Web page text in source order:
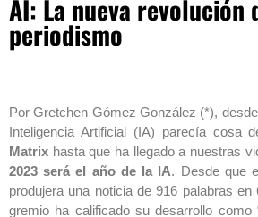
AI: La nueva revolución
periodismo
Por Gretchen Gómez González (*),
Inteligencia Artificial (IA) parecía cosa
Matrix hasta que ha llegado a nuestras
2023 será el año de la IA. Desde que
produjera una noticia de 916 palabras
gremio ha calificado su desarrollo como